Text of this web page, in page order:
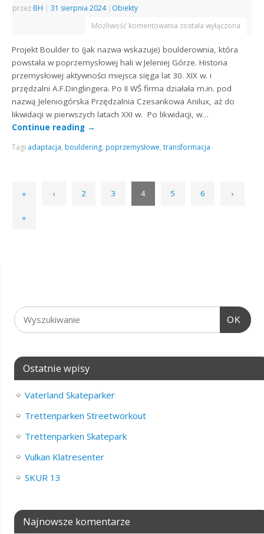
przez BH | 31 sierpnia 2024 | Obiekty
Możliwość komentowania została wyłączona
Projekt Boulder to (jak nazwa wskazuje) boulderownia, która
powstała w poprzemysłowej hali w Jeleniej Górze. Historia
przemysłowej aktywności miejsca sięga lat 30. XIX w. i
przędzalni A.F.Dinglingera. Po II WŚ firma działała m.in. pod
nazwą Jeleniogórska Przędzalnia Czesankowa Anilux, aż do
likwidacji w pierwszych latach XXI w. Po likwidacji, w…
Continue reading →
Tagi adaptacja, bouldering, poprzemysłowe,transformacja
« ‹ 2 3 4 5 6 ›
»
OK
Ostatnie wpisy
Vaterland Skateparker
Trettenparken Streetworkout
Trettenparken Skatepark
Vulkan Klatresenter
SKUR 13
Najnowsze komentarze